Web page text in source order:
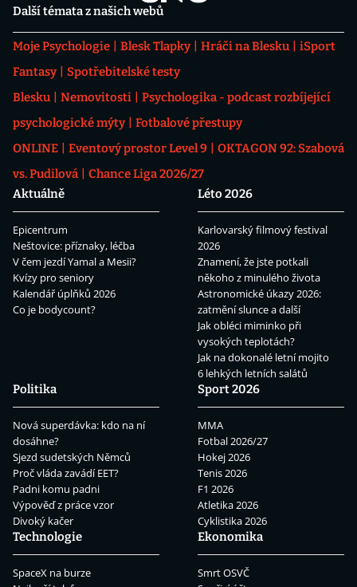
Další témata z našich webů
Moje Psychologie Blesk Tlapky Hráči na Blesku
iSport
Fantasy
Spotřebitelské testy
Blesku
Nemovitosti
Psychologika - podcast rozbíjející
psychologické mýty
Fotbalové přestupy
ONLINE
Eventový prostor Level 9
OKTAGON 92: Szabová
vs. Pudilová
Chance Liga 2026/27
Aktuálně
Epicentrum
Neštovice: příznaky, léčba
V čem jezdí Yamal a Mesii?
Kvízy pro seniory
Kalendář úplňků 2026
Co je bodycount?
Léto 2026
Karlovarský filmový festival
2026
Znamení, že jste potkali
někoho z minulého života
Astronomické úkazy 2026:
zatmění slunce a další
Jak obléci miminko při
vysokých teplotách?
Jak na dokonalé letní mojito
6 lehkých letních salátů
Politika
Nová superdávka: kdo na ní
dosáhne?
Sjezd sudetských Němců
Proč vláda zavádí EET?
Padni komu padni
Výpověď z práce vzor
Divoký kačer
Sport 2026
MMA
Fotbal 2026/27
Hokej 2026
Tenis 2026
F1 2026
Atletika 2026
Cyklistika 2026
Technologie
SpaceX na burze
Ekonomika
Smrt OSVČ